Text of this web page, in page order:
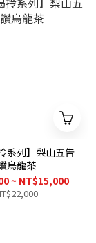
系列】梨山五告
烏龍茶
~ NT$15,000